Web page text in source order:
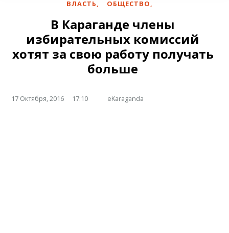
ВЛАСТЬ, ОБЩЕСТВО,
В Караганде члены
избирательных комиссий
хотят за свою работу получать
больше
17 Октября, 2016 17:10 eKaraganda